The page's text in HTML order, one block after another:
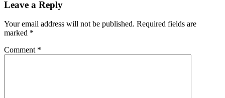
Leave a Reply
Your email address will not be published. Required fields are
marked *
Comment *